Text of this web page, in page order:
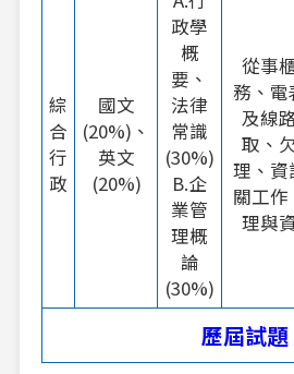
綜
合
行
政
國文
(20%)、
英文
(20%)
政學
概
要、
法律
常識
(30%)
B.企
業管
理概
論
(30%)
從事
務、
及線
取、
理、資
關工
理與
歷屆試題